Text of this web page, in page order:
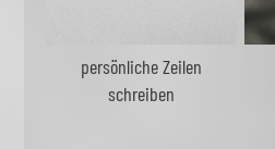
persönliche Zeilen
schreiben